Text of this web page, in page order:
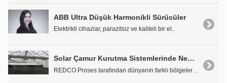
ABB Ultra Düşük Harmonikli Sürücüler
Elektrikli cihazlar, parazitsiz ve kaliteli bir el..
Solar Çamur Kurutma Sistemlerinde Nem ve Havalandırmanın Etkisi